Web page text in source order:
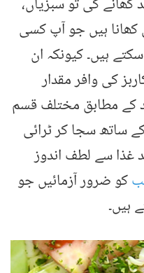
ہیں جو آپ کسی
ہیں۔ کیونکہ ان
کی وافر مقدار
کے مطابق مختلف قسم
ساتھ سجا کر ٹرائی
غذا سے لطف اندوز
کو ضرور آزمائیں جو
ہیں۔